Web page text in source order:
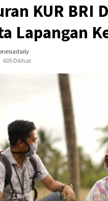
KUR BRI
Lapangan
605 Dilihat